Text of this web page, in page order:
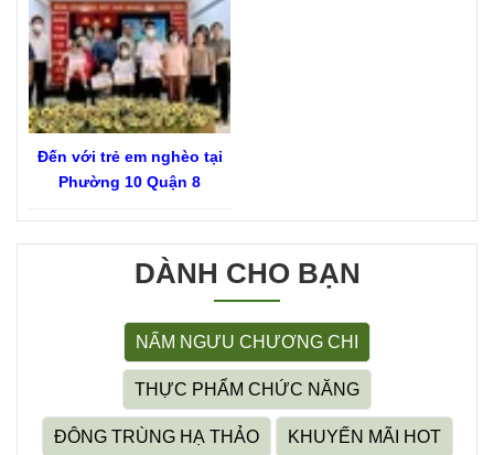
Đến với trẻ em nghèo tại
Phường 10 Quận 8
DÀNH CHO BẠN
NẤM NGƯU CHƯƠNG CHI
THỰC PHẨM CHỨC NĂNG
ĐÔNG TRÙNG HẠ THẢO KHUYẾN MÃI HOT